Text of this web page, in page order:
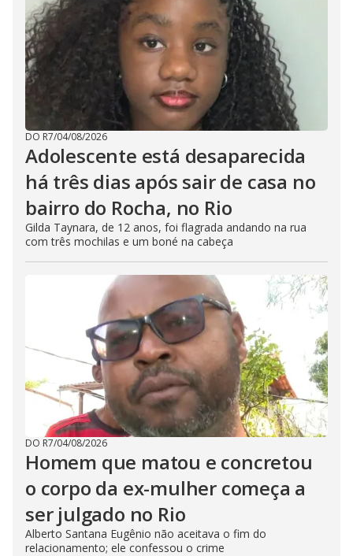
DO R7/04/08/2026
Adolescente está desaparecida
há três dias após sair de casa no
bairro do Rocha, no Rio
Gilda Taynara, de 12 anos, foi flagrada andando na rua
com três mochilas e um boné na cabeça
DO R7/04/08/2026
Homem que matou e concretou
o corpo da ex-mulher começa a
ser julgado no Rio
Alberto Santana Eugênio não aceitava o fim do
relacionamento; ele confessou o crime